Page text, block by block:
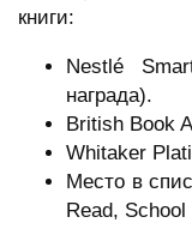
книги:
Nestlé
награда).
British Book
Whitaker
Место в
Read,